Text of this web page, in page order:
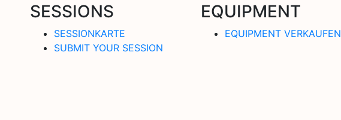
SESSIONS
SESSIONKARTE
SUBMIT YOUR SESSION
EQUIPMENT
EQUIPMENT VERKAUFEN